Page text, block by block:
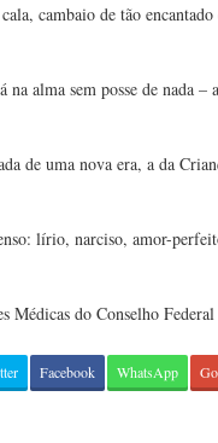
cambaio de tão
alma sem posse de nada
de uma nova era, a da
lírio, narciso, amor-
Médicas do Conselho
Facebook WhatsApp